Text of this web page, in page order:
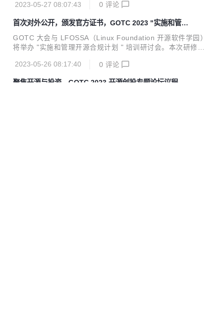
2023-05-27 08:07:43 0 评论
首次对外公开，颁发官方证书，GOTC 2023 "实施和管理
开源合规计划" 培训研讨会来啦！
GOTC 大会与 LFOSSA（Linux Foundation 开源软件学园）
将举办 "实施和管理开源合规计划 " 培训研讨会。本次研修班
了解和应对开源软件合规相关的问题。通过对开源许可证、合
2023-05-26 08:17:40 0 评论
聚焦开源与投资，GOTC 2023 开源创投专题论坛议程大